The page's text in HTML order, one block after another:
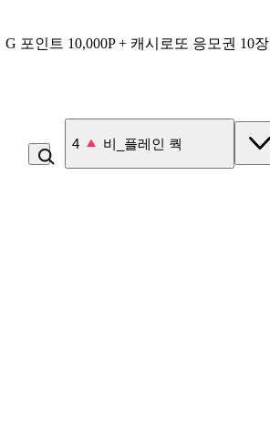
G 포인트 10,000P + 캐시로또 응모권 10장
4 비_플레인 쿽